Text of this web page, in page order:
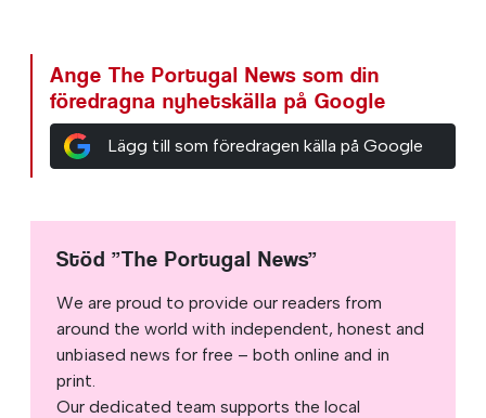
Ange The Portugal News som din
föredragna nyhetskälla på Google
Lägg till som föredragen källa på Google
Stöd ”The Portugal News”
We are proud to provide our readers from
around the world with independent, honest and
unbiased news for free – both online and in
print.
Our dedicated team supports the local